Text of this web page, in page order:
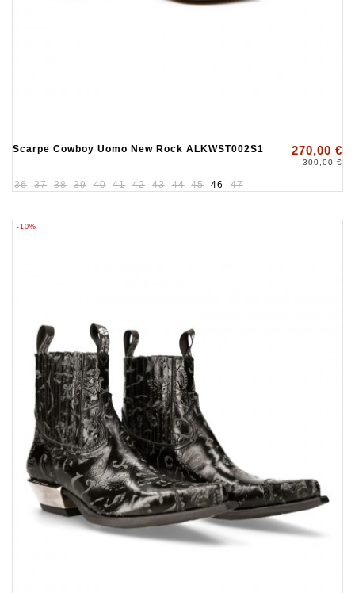
Scarpe Cowboy Uomo New Rock ALKWST002S1 270,00 €
300,00 €
36 37 38 39 40 41 42 43 44 45 46 47
-10%